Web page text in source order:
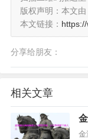
版权声明：本文由
本文链接：
分享给朋友：
相关文章
金